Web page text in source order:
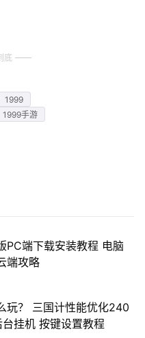
底
1999
1999手游
PC端下载安装教程 电脑
端攻略
玩？ 三国计性能优化240
挂机 按键设置教程